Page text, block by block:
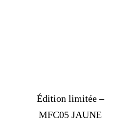
Édition limitée –
MFC05 JAUNE